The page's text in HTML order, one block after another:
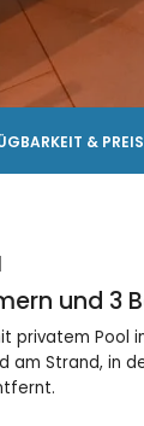
&
und 3
Pool
Strand, in